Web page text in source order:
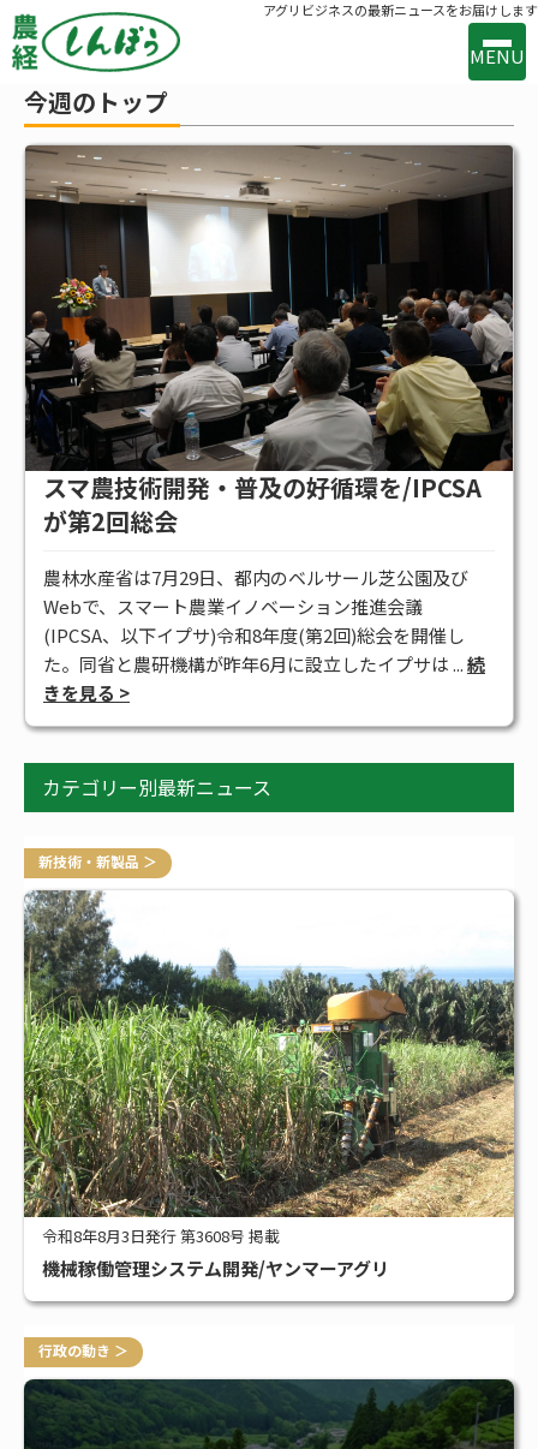
アグリビジネスの最新ニュースをお届けします
MENU
事業案内
バックナンバー 購読のお申込み
新着 新技術・新製品 行政の動き メーカー・流通の動き
全タグ一覧
今週のトップ
スマ農技術開発・普及の好循環を/IPCSA
が第2回総会
農林水産省は7月29日、都内のベルサール芝公園及び
Webで、スマート農業イノベーション推進会議
(IPCSA、以下イプサ)令和8年度(第2回)総会を開催し
た。同省と農研機構が昨年6月に設立したイプサは ...続
きを見る >
カテゴリー別最新ニュース
新技術・新製品 ＞
令和8年8月3日発行 第3608号 掲載
機械稼働管理システム開発/ヤンマーアグリ
行政の動き ＞